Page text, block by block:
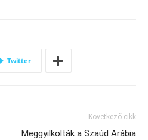
Twitter
Következő cikk
Meggyilkolták a Szaúd Arábia